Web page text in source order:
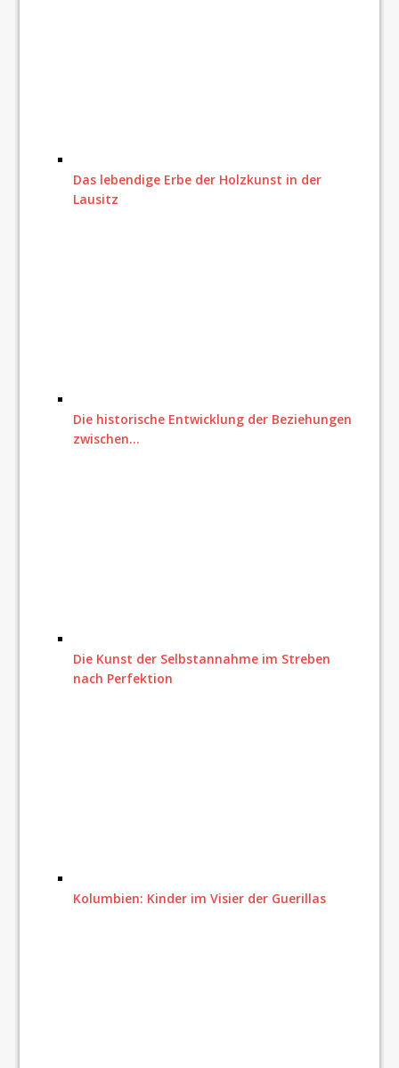
Das lebendige Erbe der Holzkunst in der
Lausitz
Die historische Entwicklung der Beziehungen
zwischen…
Die Kunst der Selbstannahme im Streben
nach Perfektion
Kolumbien: Kinder im Visier der Guerillas